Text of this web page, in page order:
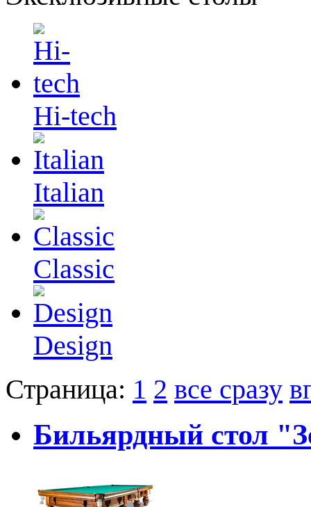
Hi-tech
Italian
Сlassic
Design
Страница: 1 2 все сразу
Бильярдный стол